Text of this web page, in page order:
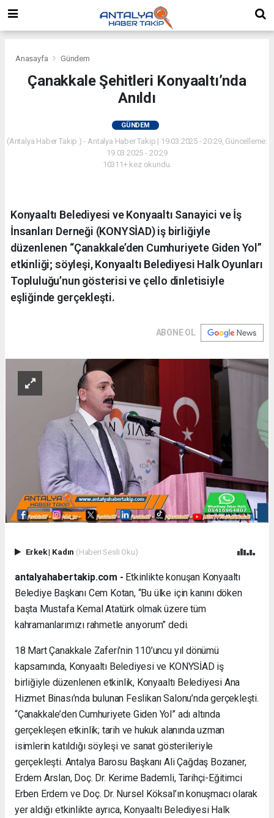
Anasayfa Gündem
Çanakkale Şehitleri Konyaaltı’nda
Anıldı
GÜNDEM
(Antalya Haber Takip ) - Antalya Haber Takip | 19.03.2025 - 20:29, Güncelleme:
19.03.2025 - 20:29
10311+ kez okundu.
Konyaaltı Belediyesi ve Konyaaltı Sanayici ve İş
İnsanları Derneği (KONYSİAD) iş birliğiyle
düzenlenen “Çanakkale’den Cumhuriyete Giden Yol”
etkinliği; söyleşi, Konyaaltı Belediyesi Halk Oyunları
Topluluğu’nun gösterisi ve çello dinletisiyle
eşliğinde gerçekleşti.
ABONE OL
Erkek| Kadın (Haberi Sesli Oku)
antalyahabertakip.com - Etkinlikte konuşan Konyaaltı
Belediye Başkanı Cem Kotan, “Bu ülke için kanını döken
başta Mustafa Kemal Atatürk olmak üzere tüm
kahramanlarımızı rahmetle anıyorum” dedi.
18 Mart Çanakkale Zaferi’nin 110’uncu yıl dönümü
kapsamında, Konyaaltı Belediyesi ve KONYSİAD iş
birliğiyle düzenlenen etkinlik, Konyaaltı Belediyesi Ana
Hizmet Binası’nda bulunan Feslikan Salonu’nda gerçekleşti.
“Çanakkale’den Cumhuriyete Giden Yol” adı altında
gerçekleşen etkinlik; tarih ve hukuk alanında uzman
isimlerin katıldığı söyleşi ve sanat gösterileriyle
gerçekleşti. Antalya Barosu Başkanı Ali Çağdaş Bozaner,
Erdem Arslan, Doç. Dr. Kerime Bademli, Tarihçi-Eğitimci
Erben Erdem ve Doç. Dr. Nursel Köksal’ın konuşmacı olarak
yer aldığı etkinlikte ayrıca, Konyaaltı Belediyesi Halk